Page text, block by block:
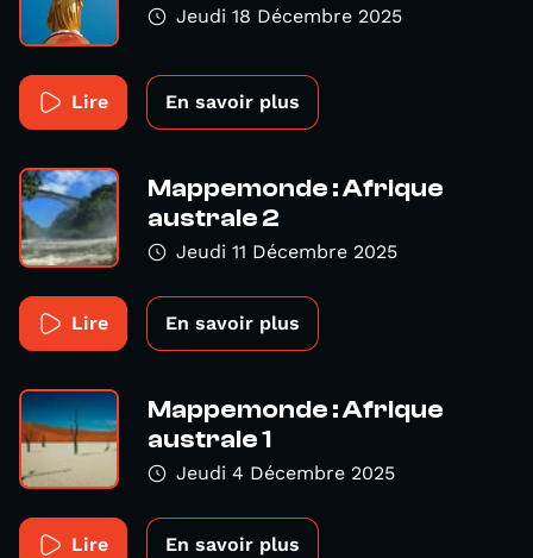
Jeudi 18 Décembre 2025
Lire En savoir plus
Mappemonde : Afrique
australe 2
Jeudi 11 Décembre 2025
Lire En savoir plus
Mappemonde : Afrique
australe 1
Jeudi 4 Décembre 2025
Lire En savoir plus